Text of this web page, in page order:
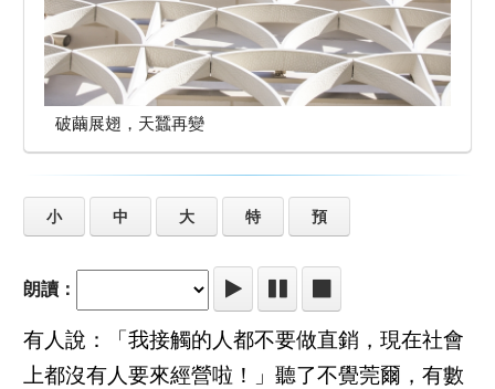
破繭展翅，天蠶再變
小 中 大 特 預
朗讀：
有人說：「我接觸的人都不要做直銷，現在社會
上都沒有人要來經營啦！」聽了不覺莞爾，有數